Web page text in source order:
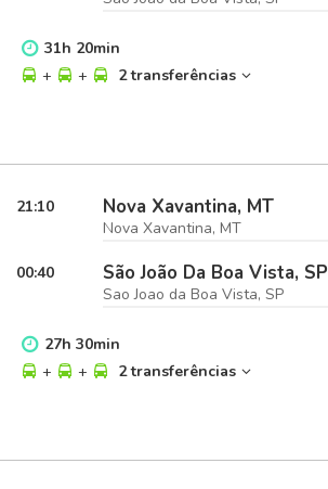
31h 20min
+
+ 2 transferências
21:10 Nova Xavantina, MT
Nova Xavantina, MT
00:40 São João Da Boa Vista, SP
Sao Joao da Boa Vista, SP
27h 30min
+
+ 2 transferências